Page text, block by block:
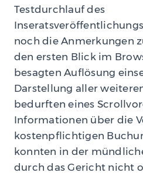
Testdurchlauf des
noch die Anmerkungen
den ersten Blick im
besagten Auflösung
Darstellung aller
bedurften eines
Informationen über die
kostenpflichtigen
konnten in der
durch das Gericht nicht